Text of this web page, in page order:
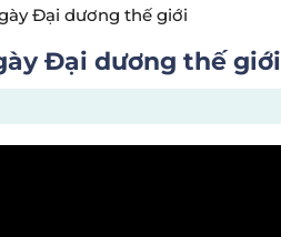
Đại dương thế giới
Đại dương thế giới